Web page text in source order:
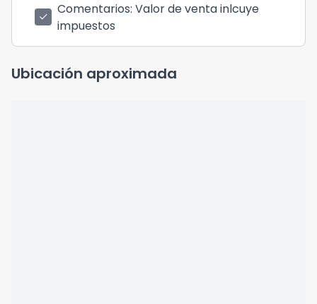
check Comentarios: Valor de venta inlcuye
impuestos
Ubicación aproximada